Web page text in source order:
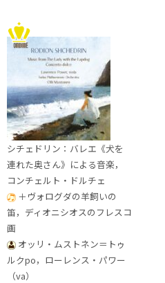
シチェドリン：バレエ《犬を
連れた奥さん》による音楽，
コンチェルト・ドルチェ
＋ヴォログダの羊飼いの
笛，ディオニシオスのフレスコ
画
オッリ・ムストネン＝トゥ
ルクpo，ローレンス・パワー
（va）